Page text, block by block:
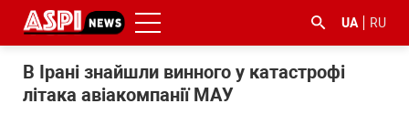
UA RU
В Ірані знайшли винного у катастрофі
літака авіакомпанії МАУ